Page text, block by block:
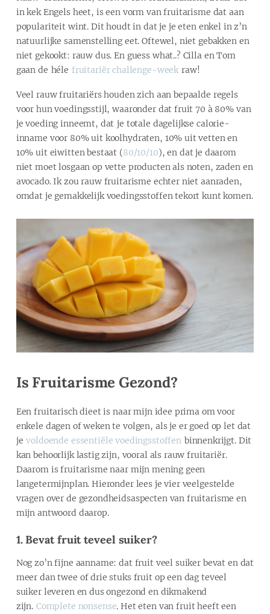
in kek Engels heet, is een vorm van fruitarisme dat aan
populariteit wint. Dit houdt in dat je je eten enkel in z’n
natuurlijke samenstelling eet. Oftewel, niet gebakken en
niet gekookt: rauw dus. En guess what..? Cilla en Tom
gaan de héle fruitariër challenge-weekraw!
Veel rauw fruitariërs houden zich aan bepaalde regels
voor hun voedingsstijl, waaronder dat fruit 70 à 80% van
je voeding inneemt, dat je totale dagelijkse calorie-
inname voor 80% uit koolhydraten, 10% uit vetten en
10% uit eiwitten bestaat (80/10/10), en dat je daarom
niet moet losgaan op vette producten als noten, zaden en
avocado. Ik zou rauw fruitarisme echter niet aanraden,
omdat je gemakkelijk voedingsstoffen tekort kunt komen.
Is Fruitarisme Gezond?
Een fruitarisch dieet is naar mijn idee prima om voor
enkele dagen of weken te volgen, als je er goed op let dat
jevoldoende essentiële voedingsstoffenbinnenkrijgt. Dit
kan behoorlijk lastig zijn, vooral als rauw fruitariër.
Daarom is fruitarisme naar mijn mening geen
langetermijnplan. Hieronder lees je vier veelgestelde
vragen over de gezondheidsaspecten van fruitarisme en
mijn antwoord daarop.
1. Bevat fruit teveel suiker?
Nog zo’n fijne aanname: dat fruit veel suiker bevat en dat
meer dan twee of drie stuks fruit op een dag teveel
suiker leveren en dus ongezond en dikmakend
zijn. Complete nonsense. Het eten van fruit heeft een